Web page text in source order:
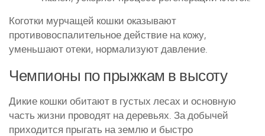
Коготки мурчащей кошки оказывают
противовоспалительное действие на кожу,
уменьшают отеки, нормализуют давление.
Чемпионы по прыжкам в высоту
Дикие кошки обитают в густых лесах и основную
часть жизни проводят на деревьях. За добычей
приходится прыгать на землю и быстро